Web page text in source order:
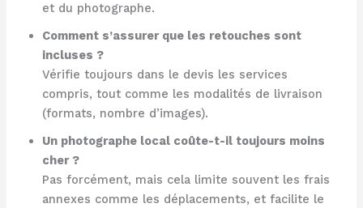
et du photographe.
Comment s’assurer que les retouches sont
incluses ?
Vérifie toujours dans le devis les services
compris, tout comme les modalités de livraison
(formats, nombre d’images).
Un photographe local coûte-t-il toujours moins
cher ?
Pas forcément, mais cela limite souvent les frais
annexes comme les déplacements, et facilite le